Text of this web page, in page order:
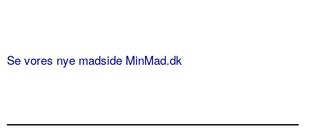
Se vores nye madside MinMad.dk